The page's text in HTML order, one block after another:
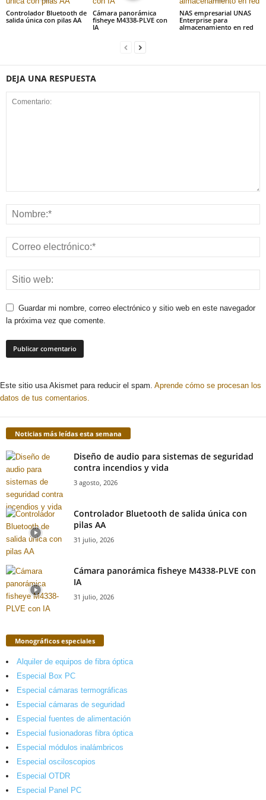
Controlador Bluetooth de
salida única con pilas AA
Cámara panorámica
fisheye M4338-PLVE con
IA
NAS empresarial UNAS
Enterprise para
almacenamiento en red
DEJA UNA RESPUESTA
Guardar mi nombre, correo electrónico y sitio web en este navegador
la próxima vez que comente.
Este sitio usa Akismet para reducir el spam. Aprende cómo se procesan los
datos de tus comentarios.
Noticias más leídas esta semana
Diseño de audio para sistemas de seguridad
contra incendios y vida
3 agosto, 2026
Controlador Bluetooth de salida única con
pilas AA
31 julio, 2026
Cámara panorámica fisheye M4338-PLVE con
IA
31 julio, 2026
Monográficos especiales
Alquiler de equipos de fibra óptica
Especial Box PC
Especial cámaras termográficas
Especial cámaras de seguridad
Especial fuentes de alimentación
Especial fusionadoras fibra óptica
Especial módulos inalámbricos
Especial osciloscopios
Especial OTDR
Especial Panel PC